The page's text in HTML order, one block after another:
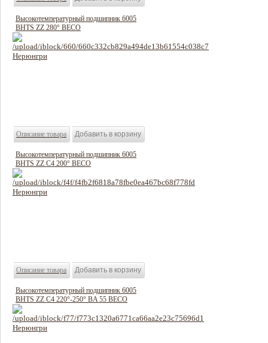
Высокотемпературный подшипник 6005
BHTS ZZ 280° BECO
Описание товара
Высокотемпературный подшипник 6005
BHTS ZZ C4 200° BECO
Описание товара
Высокотемпературный подшипник 6005
BHTS ZZ C4 220°-250° BA 55 BECO